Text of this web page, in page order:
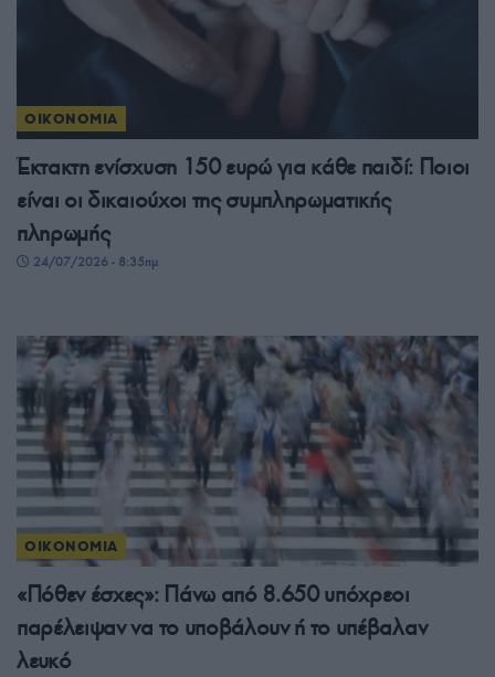
ΟΙΚΟΝΟΜΙΑ
Έκτακτη ενίσχυση 150 ευρώ για κάθε παιδί: Ποιοι
είναι οι δικαιούχοι της συμπληρωματικής
πληρωμής
24/07/2026 - 8:35πμ
ΟΙΚΟΝΟΜΙΑ
«Πόθεν έσχες»: Πάνω από 8.650 υπόχρεοι
παρέλειψαν να το υποβάλουν ή το υπέβαλαν
λευκό